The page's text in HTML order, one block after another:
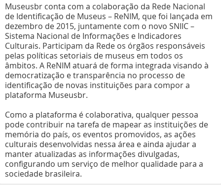
Museusbr conta com a colaboração da Rede Nacional
de Identificação de Museus – ReNIM, que foi lançada em
dezembro de 2015, juntamente com o novo SNIIC –
Sistema Nacional de Informações e Indicadores
Culturais. Participam da Rede os órgãos responsáveis
pelas políticas setoriais de museus em todos os
âmbitos. A ReNIM atuará de forma integrada visando à
democratização e transparência no processo de
identificação de novas instituições para compor a
plataforma Museusbr.
Como a plataforma é colaborativa, qualquer pessoa
pode contribuir na tarefa de mapear as instituições de
memória do país, os eventos promovidos, as ações
culturais desenvolvidas nessa área e ainda ajudar a
manter atualizadas as informações divulgadas,
configurando um serviço de melhor qualidade para a
sociedade brasileira.